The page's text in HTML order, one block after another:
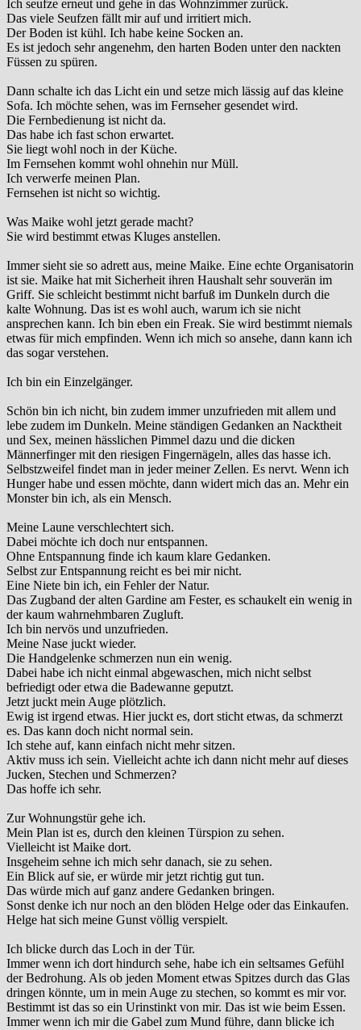
Ich seufze erneut und gehe in das Wohnzimmer zurück.
Das viele Seufzen fällt mir auf und irritiert mich.
Der Boden ist kühl. Ich habe keine Socken an.
Es ist jedoch sehr angenehm, den harten Boden unter den nackten
Füssen zu spüren.
Dann schalte ich das Licht ein und setze mich lässig auf das kleine
Sofa. Ich möchte sehen, was im Fernseher gesendet wird.
Die Fernbedienung ist nicht da.
Das habe ich fast schon erwartet.
Sie liegt wohl noch in der Küche.
Im Fernsehen kommt wohl ohnehin nur Müll.
Ich verwerfe meinen Plan.
Fernsehen ist nicht so wichtig.
Was Maike wohl jetzt gerade macht?
Sie wird bestimmt etwas Kluges anstellen.
Immer sieht sie so adrett aus, meine Maike. Eine echte Organisatorin
ist sie. Maike hat mit Sicherheit ihren Haushalt sehr souverän im
Griff. Sie schleicht bestimmt nicht barfuß im Dunkeln durch die
kalte Wohnung. Das ist es wohl auch, warum ich sie nicht
ansprechen kann. Ich bin eben ein Freak. Sie wird bestimmt niemals
etwas für mich empfinden. Wenn ich mich so ansehe, dann kann ich
das sogar verstehen.
Ich bin ein Einzelgänger.
Schön bin ich nicht, bin zudem immer unzufrieden mit allem und
lebe zudem im Dunkeln. Meine ständigen Gedanken an Nacktheit
und Sex, meinen hässlichen Pimmel dazu und die dicken
Männerfinger mit den riesigen Fingernägeln, alles das hasse ich.
Selbstzweifel findet man in jeder meiner Zellen. Es nervt. Wenn ich
Hunger habe und essen möchte, dann widert mich das an. Mehr ein
Monster bin ich, als ein Mensch.
Meine Laune verschlechtert sich.
Dabei möchte ich doch nur entspannen.
Ohne Entspannung finde ich kaum klare Gedanken.
Selbst zur Entspannung reicht es bei mir nicht.
Eine Niete bin ich, ein Fehler der Natur.
Das Zugband der alten Gardine am Fester, es schaukelt ein wenig in
der kaum wahrnehmbaren Zugluft.
Ich bin nervös und unzufrieden.
Meine Nase juckt wieder.
Die Handgelenke schmerzen nun ein wenig.
Dabei habe ich nicht einmal abgewaschen, mich nicht selbst
befriedigt oder etwa die Badewanne geputzt.
Jetzt juckt mein Auge plötzlich.
Ewig ist irgend etwas. Hier juckt es, dort sticht etwas, da schmerzt
es. Das kann doch nicht normal sein.
Ich stehe auf, kann einfach nicht mehr sitzen.
Aktiv muss ich sein. Vielleicht achte ich dann nicht mehr auf dieses
Jucken, Stechen und Schmerzen?
Das hoffe ich sehr.
Zur Wohnungstür gehe ich.
Mein Plan ist es, durch den kleinen Türspion zu sehen.
Vielleicht ist Maike dort.
Insgeheim sehne ich mich sehr danach, sie zu sehen.
Ein Blick auf sie, er würde mir jetzt richtig gut tun.
Das würde mich auf ganz andere Gedanken bringen.
Sonst denke ich nur noch an den blöden Helge oder das Einkaufen.
Helge hat sich meine Gunst völlig verspielt.
Ich blicke durch das Loch in der Tür.
Immer wenn ich dort hindurch sehe, habe ich ein seltsames Gefühl
der Bedrohung. Als ob jeden Moment etwas Spitzes durch das Glas
dringen könnte, um in mein Auge zu stechen, so kommt es mir vor.
Bestimmt ist das so ein Urinstinkt von mir. Das ist wie beim Essen.
Immer wenn ich mir die Gabel zum Mund führe, dann blicke ich